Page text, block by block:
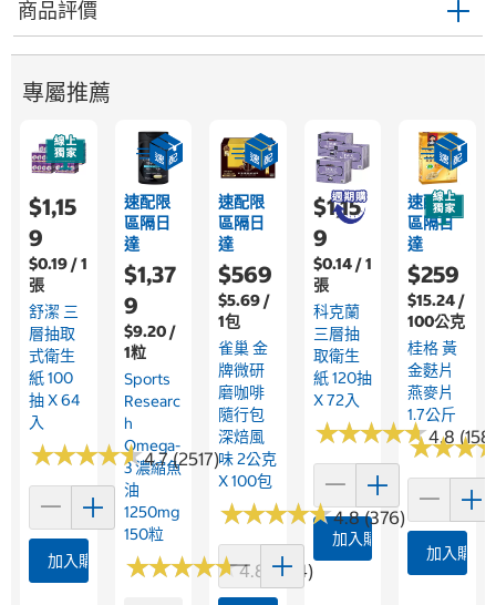
商品評價
專屬推薦
$1,15
9
$0.19 / 1
張
舒潔 三
層抽取
式衛生
紙 100
抽 X 64
入
★★★★★
★★★★★4.7 (2517)
加入購物車
速配限
區隔日
達
$1,37
9
$9.20 /
1粒
Sports
Researc
H
Omega-
3 濃縮魚
油
1250mg
150粒
★★★★★
★★★★★4.8 (364)
速配限
區隔日
達
$569
$5.69 /
1包
雀巢 金
牌微研
磨咖啡
隨行包
深焙風
味 2公克
X 100包
★★★★★
★★★★★4.8 (376)
$1,15
9
$0.14 / 1
張
科克蘭
三層抽
取衛生
紙 120抽
X 72入
★★★★★
★★★★★4.8
加入購物車
速配限
區隔日
達
$259
$15.24 /
100公克
桂格 黃
金麩片
燕麥片
1.7公斤
★★★
★★★
加入購物